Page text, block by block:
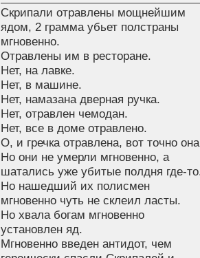
Скрипали отравлены мощнейшим
ядом, 2 грамма убьет полстраны
мгновенно.
Отравлены им в ресторане.
Нет, на лавке.
Нет, в машине.
Нет, намазана дверная ручка.
Нет, отравлен чемодан.
Нет, все в доме отравлено.
О, и гречка отравлена, вот точно
Но они не умерли мгновенно, а
шатались уже убитые полдня где-
Но нашедший их полисмен
мгновенно чуть не склеил ласты.
Но хвала богам мгновенно
установлен яд.
Мгновенно введен антидот, чем